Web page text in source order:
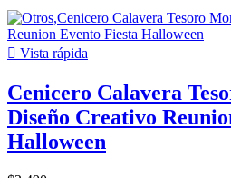
 Vista rápida
Cenicero Calavera
Diseño Creativo
Halloween